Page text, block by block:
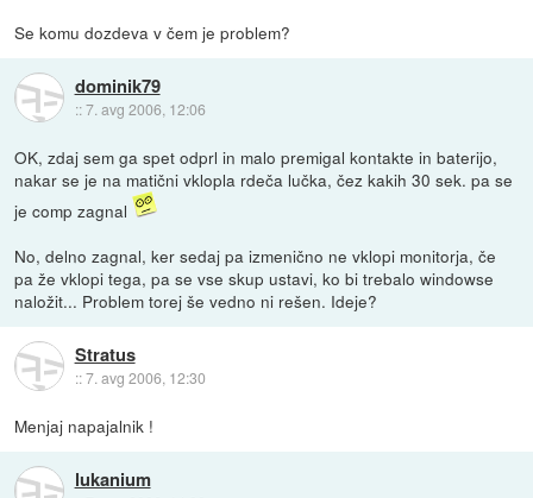
Se komu dozdeva v čem je problem?
dominik79
::7. avg 2006, 12:06
OK, zdaj sem ga spet odprl in malo premigal kontakte in baterijo,
nakar se je na matični vklopla rdeča lučka, čez kakih 30 sek. pa se
je comp zagnal
No, delno zagnal, ker sedaj pa izmenično ne vklopi monitorja, če
pa že vklopi tega, pa se vse skup ustavi, ko bi trebalo windowse
naložit... Problem torej še vedno ni rešen. Ideje?
Stratus
::7. avg 2006, 12:30
Menjaj napajalnik !
lukanium